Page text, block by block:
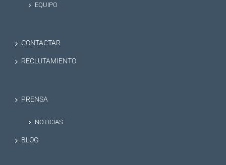
EQUIPO
CONTACTAR
RECLUTAMIENTO
PRENSA
NOTICIAS
BLOG